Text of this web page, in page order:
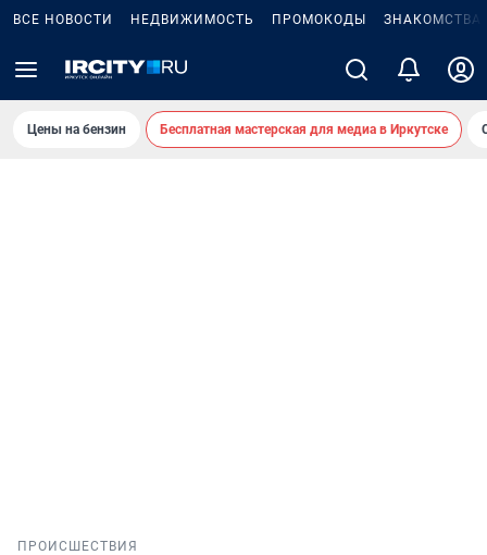
ВСЕ НОВОСТИ НЕДВИЖИМОСТЬ ПРОМОКОДЫ ЗНАКОМСТВА
Цены на бензин Бесплатная мастерская для медиа в Иркутске
ПРОИСШЕСТВИЯ